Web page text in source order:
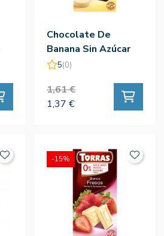
Chocolate De
Banana Sin Azúcar
75g - Torras
5(0)
1,61 €
1,37 €
-15%